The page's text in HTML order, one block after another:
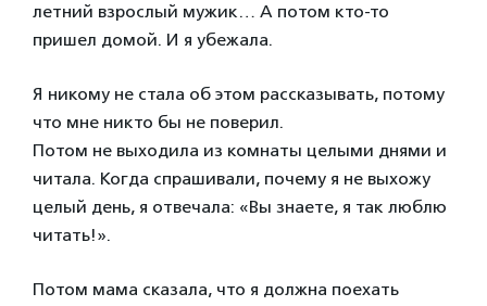
летний взрослый мужик… А потом кто-то
пришел домой. И я убежала.
Я никому не стала об этом рассказывать, потому
что мне никто бы не поверил.
Потом не выходила из комнаты целыми днями и
читала. Когда спрашивали, почему я не выхожу
целый день, я отвечала: «Вы знаете, я так люблю
читать!».
Потом мама сказала, что я должна поехать